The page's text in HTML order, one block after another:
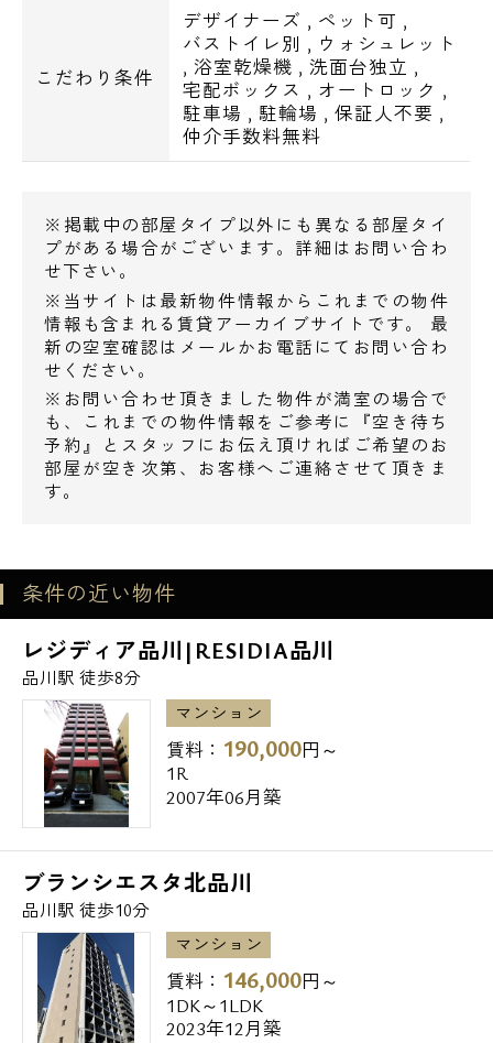
ローソン・・252m
○ドラッグストア○
トモズ・・249m
スターバックスコーヒー・・250m
杵屋・・250m
○病院○
公益財団法人河野臨床医学研究所附属北品川
病院・・389m
公益財団法人河野臨床医学研究所附属第三北
品川病院・・488m
北品川郵便局・・333m
千葉銀行・・329m
三菱東京UFJ・・331m
さわやか信用金庫・・358m
○公園○
区立高浜運河沿緑地・・389m
【交通】
京急本線 北品川駅/徒歩６分
JR山手線・京急本線・横須賀線・東海道新幹
線 品川駅/徒歩９分
こだわり条件
デザイナーズ , ペット可 ,
バストイレ別 , ウォシュレット
, 浴室乾燥機 , 洗面台独立 ,
宅配ボックス , オートロック ,
駐車場 , 駐輪場 , 保証人不要 ,
仲介手数料無料
※掲載中の部屋タイプ以外にも異なる部屋タイ
プがある場合がございます。詳細はお問い合わ
せ下さい。
※当サイトは最新物件情報からこれまでの物件
情報も含まれる賃貸アーカイブサイトです。 最
新の空室確認はメールかお電話にてお問い合わ
せください。
※お問い合わせ頂きました物件が満室の場合で
も、これまでの物件情報をご参考に『空き待ち
予約』とスタッフにお伝え頂ければご希望のお
部屋が空き次第、お客様へご連絡させて頂きま
す。
条件の近い物件
レジディア品川|RESIDIA品川
品川駅 徒歩8分
マンション
賃料： 190,000円～
1R
2007年06月築
ブランシエスタ北品川
品川駅 徒歩10分
マンション
賃料： 146,000円～
1DK～1LDK
2023年12月築
電話でお問い合わせ
0120-500-529
営業時間 10：00～18：00
メールでお問い合わせ
お問い合わせ